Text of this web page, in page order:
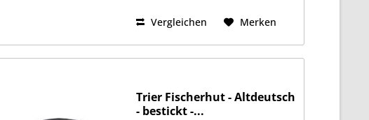
Vergleichen Merken
Trier Fischerhut - Altdeutsch
- bestickt -...